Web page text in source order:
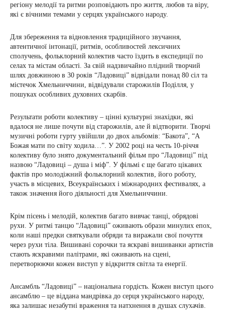
регіону мелодії та ритми розповідають про життя, любов та віру,
які є вічними темами у серцях українського народу.
Для збереження та відновлення традиційного звучання,
автентичної інтонації, ритмів, особливостей лексичних
сполучень, фольклорний колектив часто їздить в експедиції по
селах та містам області. За свій надзвичайно плідний творчий
шлях довжиною в 30 років “Ладовиці” відвідали понад 80 сіл та
містечок Хмельниччини, відвідували старожилів Поділля, у
пошуках особливих духовних скарбів.
Результати роботи колективу – цінні культурні знахідки, які
вдалося не лише почути від старожилів, але й відтворити. Творчі
музичні роботи гурту увійшли до двох альбомів: “Бакота”, “А
Божая мати по світу ходила…”. У 2002 році на честь 10-річчя
колективу було знято документальний фільм про “Ладовиці” під
назвою “Ладовиці – душа і міф”. У фільмі є ще багато цікавих
фактів про молодіжний фольклорний колектив, його роботу,
участь в місцевих, Всеукраїнських і міжнародних фестивалях, а
також значення його діяльності для Хмельниччини.
Крім пісень і мелодій, колектив багато вивчає танці, обрядові
рухи. У ритмі танцю “Ладовиці” оживають образи минулих епох,
коли наші предки святкували обряди та виражали свої почуття
через рухи тіла. Вишивані сорочки та яскраві вишиванки артистів
стають яскравими палітрами, які оживають на сцені,
перетворюючи кожен виступ у відкриття світла та енергії.
Ансамбль “Ладовиці” – національна гордість. Кожен виступ цього
ансамблю – це віддана мандрівка до серця українського народу,
яка залишає незабутні враження та натхнення в душах слухачів.